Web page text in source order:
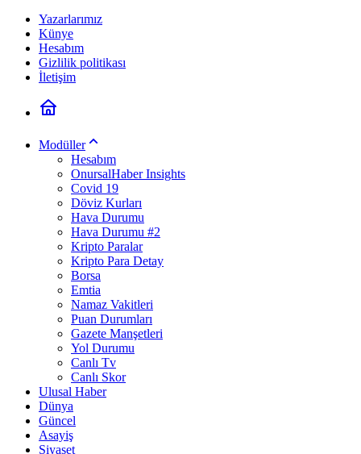
Yazarlarımız
Künye
Hesabım
Gizlilik politikası
İletişim
Modüller
Hesabım
OnursalHaber Insights
Covid 19
Döviz Kurları
Hava Durumu
Hava Durumu #2
Kripto Paralar
Kripto Para Detay
Borsa
Emtia
Namaz Vakitleri
Puan Durumları
Gazete Manşetleri
Yol Durumu
Canlı Tv
Canlı Skor
Ulusal Haber
Dünya
Güncel
Asayiş
Siyaset